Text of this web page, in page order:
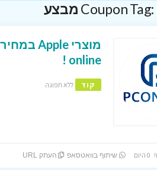
Coupon Tag:
online !
קוד ללא תפוגה
שיתוף בוואטסאפ העתק URL